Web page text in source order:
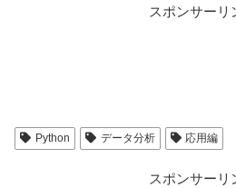
スポンサーリ
Python データ分析 応用編
スポンサーリ